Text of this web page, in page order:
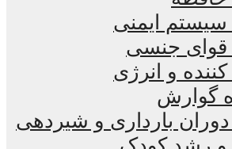
سیستم ایمنی
قوای جنسی
و انرژی
گوارش
بارداری و شیردهی